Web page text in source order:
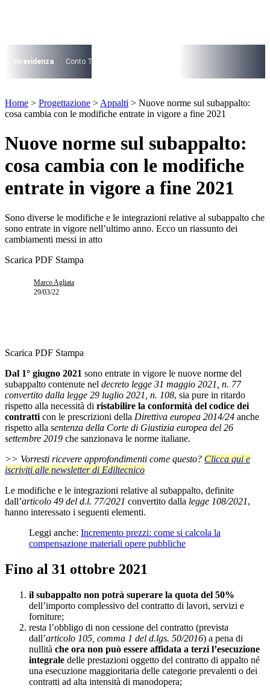
I più cercati
Lorem ipsum dolor sit amet consectetur
Lorem ipsum dolor sit amet consectetur
In evidenza Conto Termico
Lorem ipsum dolor sit amet consectetur
Home > Progettazione > Appalti > Nuove norme sul subappalto:
cosa cambia con le modifiche entrate in vigore a fine 2021
Nuove norme sul subappalto:
cosa cambia con le modifiche
entrate in vigore a fine 2021
Sono diverse le modifiche e le integrazioni relative al subappalto che
sono entrate in vigore nell’ultimo anno. Ecco un riassunto dei
cambiamenti messi in atto
Scarica PDF Stampa
Marco Agliata
29/03/22
Scarica PDF Stampa
Dal 1° giugno 2021 sono entrate in vigore le nuove norme del
subappalto contenute nel decreto legge 31 maggio 2021, n. 77
convertito dalla legge 29 luglio 2021, n. 108, sia pure in ritardo
rispetto alla necessità di ristabilire la conformità del codice dei
contratti con le prescrizioni della Direttiva europea 2014/24 anche
rispetto alla sentenza della Corte di Giustizia europea del 26
settembre 2019 che sanzionava le norme italiane.
>> Vorresti ricevere approfondimenti come questo? Clicca qui e
iscriviti alle newsletter di Ediltecnico
Le modifiche e le integrazioni relative al subappalto, definite
dall’articolo 49 del d.l. 77/2021 convertito dalla legge 108/2021,
hanno interessato i seguenti elementi.
Leggi anche: Incremento prezzi: come si calcola la
compensazione materiali opere pubbliche
Fino al 31 ottobre 2021
il subappalto non potrà superare la quota del 50%
dell’importo complessivo del contratto di lavori, servizi e
forniture;
resta l’obbligo di non cessione del contratto (prevista
dall’articolo 105, comma 1 del d.lgs. 50/2016) a pena di
nullità che ora non può essere affidata a terzi l’esecuzione
integrale delle prestazioni oggetto del contratto di appalto né
una esecuzione maggioritaria delle categorie prevalenti o dei
contratti ad alta intensità di manodopera;